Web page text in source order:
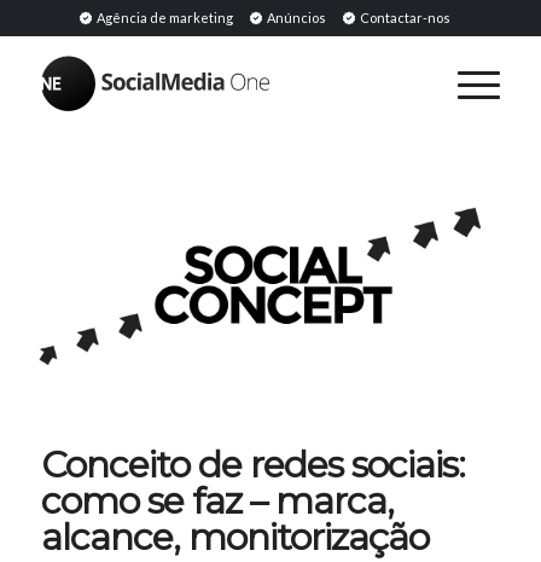
Agência de marketing Anúncios Contactar-nos
Conceito de redes sociais:
como se faz – marca,
alcance, monitorização